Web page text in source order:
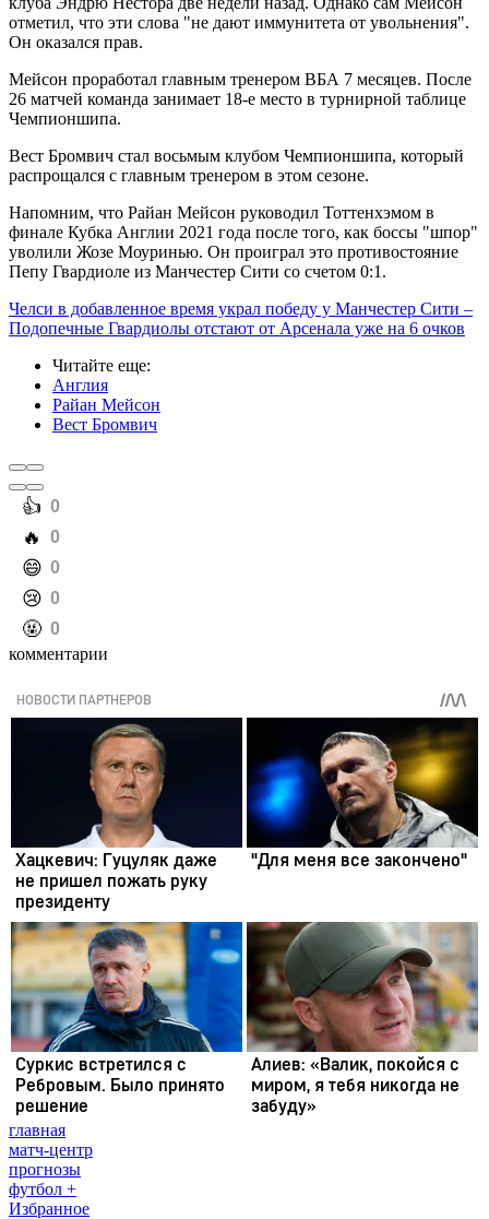
отметил, что эти слова "не дают иммунитета от увольнения".
Он оказался прав.
Мейсон проработал главным тренером ВБА 7 месяцев. После
26 матчей команда занимает 18-е место в турнирной таблице
Чемпионшипа.
Вест Бромвич стал восьмым клубом Чемпионшипа, который
распрощался с главным тренером в этом сезоне.
Напомним, что Райан Мейсон руководил Тоттенхэмом в
финале Кубка Англии 2021 года после того, как боссы "шпор"
уволили Жозе Моуринью. Он проиграл это противостояние
Пепу Гвардиоле из Манчестер Сити со счетом 0:1.
Челси в добавленное время украл победу у Манчестер Сити –
Подопечные Гвардиолы отстают от Арсенала уже на 6 очков
Читайте еще:
Англия
Райан Мейсон
Вест Бромвич
️👍 0
️🔥 0
️😄 0
️😢 0
️🤬 0
комментарии
главная
матч-центр
прогнозы
футбол +
Избранное